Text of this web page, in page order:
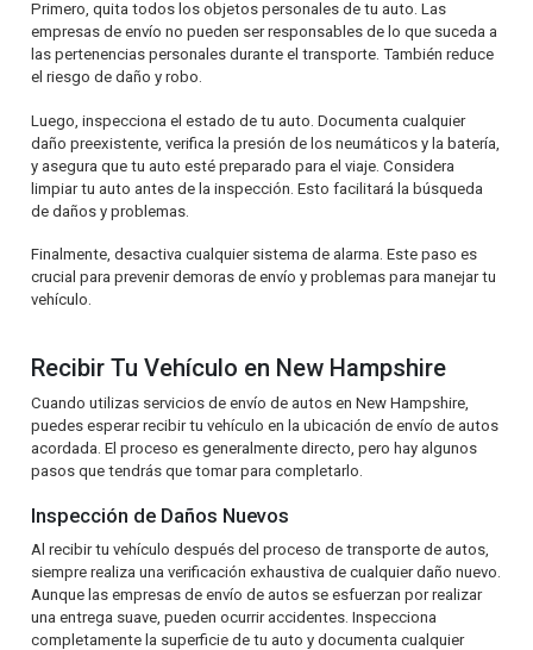
Primero, quita todos los objetos personales de tu auto. Las
empresas de envío no pueden ser responsables de lo que suceda a
las pertenencias personales durante el transporte. También reduce
el riesgo de daño y robo.
Luego, inspecciona el estado de tu auto. Documenta cualquier
daño preexistente, verifica la presión de los neumáticos y la batería,
y asegura que tu auto esté preparado para el viaje. Considera
limpiar tu auto antes de la inspección. Esto facilitará la búsqueda
de daños y problemas.
Finalmente, desactiva cualquier sistema de alarma. Este paso es
crucial para prevenir demoras de envío y problemas para manejar tu
vehículo.
Recibir Tu Vehículo en New Hampshire
Cuando utilizas servicios de envío de autos en New Hampshire,
puedes esperar recibir tu vehículo en la ubicación de envío de autos
acordada. El proceso es generalmente directo, pero hay algunos
pasos que tendrás que tomar para completarlo.
Inspección de Daños Nuevos
Al recibir tu vehículo después del proceso de transporte de autos,
siempre realiza una verificación exhaustiva de cualquier daño nuevo.
Aunque las empresas de envío de autos se esfuerzan por realizar
una entrega suave, pueden ocurrir accidentes. Inspecciona
completamente la superficie de tu auto y documenta cualquier